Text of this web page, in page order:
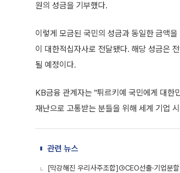
원의 성금을 기부했다.
이렇게 모금된 국민의 성금과 동일한 금액
이 대한적십자사로 전달됐다. 해당 성금은
될 예정이다.
KB금융 관계자는 "튀르키예 국민에게 대한
재난으로 고통받는 분들을 위해 세계 기업
관련 뉴스
[막강해진 우리사주조합]①CEO선출·기업분할